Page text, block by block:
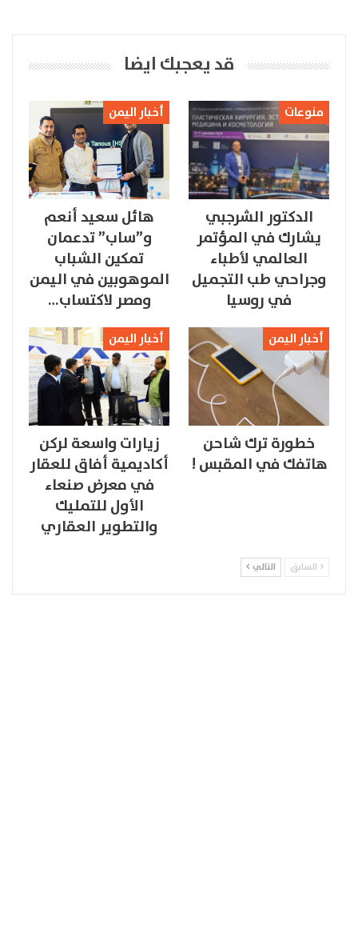
قد يعجبك ايضا
منوعات
الدكتور الشرجبي
يشارك في المؤتمر
العالمي لأطباء
وجراحي طب التجميل
في روسيا
أخبار اليمن
هائل سعيد أنعم
و”ساب” تدعمان
تمكين الشباب
الموهوبين في اليمن
ومصر لاكتساب…
أخبار اليمن
خطورة ترك شاحن
هاتفك في المقبس !
أخبار اليمن
زيارات واسعة لركن
أكاديمية أفاق للعقار
في معرض صنعاء
الأول للتمليك
والتطوير العقاري
السابق التالي